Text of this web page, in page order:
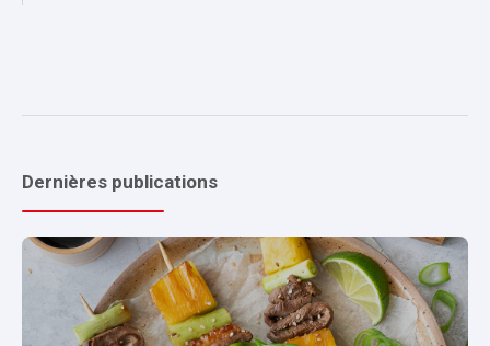
Dernières publications